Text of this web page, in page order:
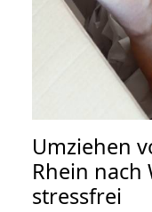
Umziehen
Rhein nach
stressfrei